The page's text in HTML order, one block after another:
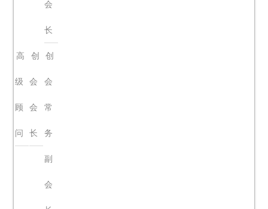
会
长
高
级
顾
问
创
会
会
长
创
会
常
务
副
会